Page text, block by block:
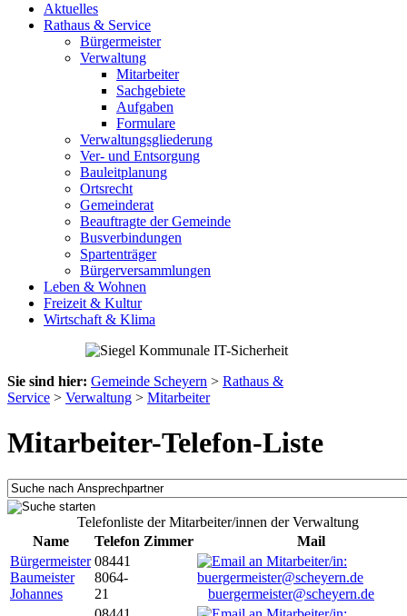
Aktuelles
Rathaus & Service
Bürgermeister
Verwaltung
Mitarbeiter
Sachgebiete
Aufgaben
Formulare
Verwaltungsgliederung
Ver- und Entsorgung
Bauleitplanung
Ortsrecht
Gemeinderat
Beauftragte der Gemeinde
Busverbindungen
Spartenträger
Bürgerversammlungen
Leben & Wohnen
Freizeit & Kultur
Wirtschaft & Klima
Sie sind hier: Gemeinde Scheyern > Rathaus &
Service > Verwaltung > Mitarbeiter
Mitarbeiter-Telefon-Liste
Telefonliste der Mitarbeiter/innen der Verwaltung
Name
Telefon Zimmer
Mail
Bürgermeister
Baumeister
Johannes
08441
8064-
21
buergermeister@scheyern.de